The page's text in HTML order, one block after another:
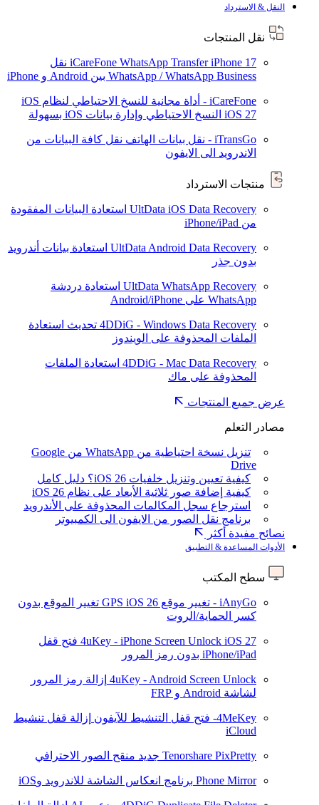
النقل & الاسترداد
نقل المنتجات
iCareFone WhatsApp TransferiPhone 17
نقل
WhatsApp / WhatsApp Business بين Android و iPhone
iCareFone - أداة مجانية للنسخ الاحتياطي لنظام iOS
iOS 27 النسخ الاحتياطي وإدارة بيانات iOS بسهولة
iTransGo - نقل بيانات الهاتف
نقل كافة البيانات من
الاندرويد الى الايفون
منتجات الاسترداد
UltData iOS Data Recovery استعادة البيانات المفقودة
من iPhone/iPad
UltData Android Data Recovery استعادة بيانات أندرويد
بدون جذر
UltData WhatsApp Recovery استعادة دردشة
WhatsApp على Android/iPhone
4DDiG - Windows Data Recovery تحديث استعادة
الملفات المحذوفة على الويندوز
4DDiG - Mac Data Recovery استعادة الملفات
المحذوفة على ماك
عرض جميع المنتجات
مصادر التعلم
تنزيل نسخة احتياطية من WhatsApp من Google
Drive
كيفية تعيين وتنزيل خلفيات iOS 26؟ دليل كامل
كيفية إضافة صور ثلاثية الأبعاد على نظام iOS 26
استرجاع سجل المكالمات المحذوفة على الأندرويد
برنامج نقل الصور من الايفون الى الكمبيوتر
نصائح مفيدة أكثر
الأدوات المساعدة & التطبيق
سطح المكتب
iAnyGo - تغيير موقع GPS iOS 26
تغيير الموقع بدون
كسر الحماية/الروت
4uKey - iPhone Screen Unlock iOS 27
فتح قفل
iPhone/iPad بدون رمز المرور
4uKey - Android Screen Unlock إزالة رمز المرور
لشاشة Android و FRP
4MeKey- فتح قفل التنشيط للآيفون
إزالة قفل تنشيط
iCloud
Tenorshare PixPretty جديد منقح الصور الاحترافي
Phone Mirror برنامج انعكاس الشاشة للاندرويد وiOS